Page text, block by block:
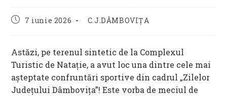
Post7 iunie 2026
Post
C.J.DÂMBOVIȚA
Astăzi, pe terenul sintetic de la Complexul
Turistic de Natație, a avut loc una dintre cele mai
așteptate confruntări sportive din cadrul „Zilelor
Județului Dâmbovița”! Este vorba de meciul de